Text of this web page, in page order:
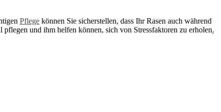
Pflege können Sie sicherstellen, dass Ihr Rasen auch während
und ihm helfen können, sich von Stressfaktoren zu erholen.